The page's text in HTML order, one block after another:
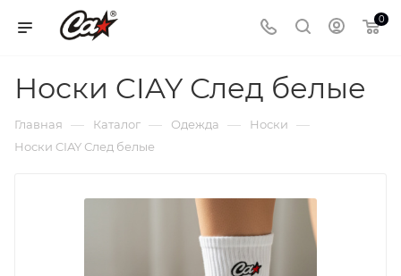
0
Носки CIAY След белые
Главная — Каталог — Одежда — Носки —
Носки CIAY След белые